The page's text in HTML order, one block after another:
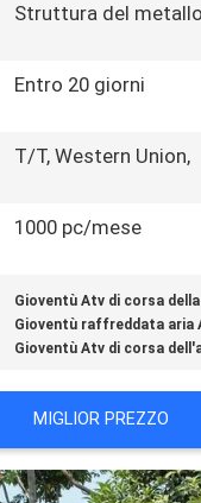
Struttura del
Entro 20 giorni
T/T, Western Union,
1000 pc/mese
Gioventù Atv di corsa
Gioventù raffreddata aria
Gioventù Atv di corsa
MIGLIOR PREZZO